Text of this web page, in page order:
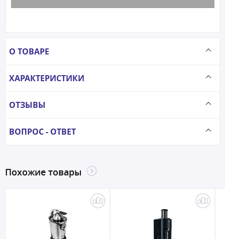
О ТОВАРЕ
ХАРАКТЕРИСТИКИ
ОТЗЫВЫ
ВОПРОС - ОТВЕТ
Похожие товары